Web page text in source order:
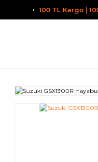
100 TL Kargo |